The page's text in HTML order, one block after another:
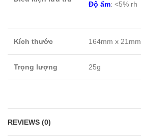
Độ ẩm: <5% rh
Kích thước 164mm x 21mm
Trọng lượng 25g
REVIEWS (0)